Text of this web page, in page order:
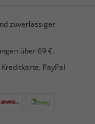
zuverlässiger
über 69 €.
PayPal